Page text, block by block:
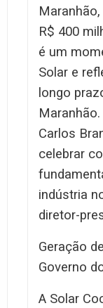
R$ 400
é um
Solar e
longo
Carlos
celebrar
indústria
diretor-
Geração
Governo
A Solar